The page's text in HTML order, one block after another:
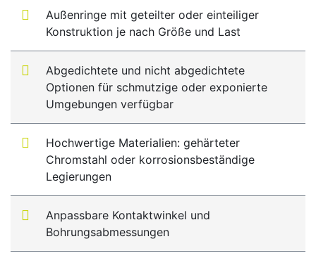
Außenringe mit geteilter oder einteiliger
Konstruktion je nach Größe und Last
Abgedichtete und nicht abgedichtete
Optionen für schmutzige oder exponierte
Umgebungen verfügbar
Hochwertige Materialien: gehärteter
Chromstahl oder korrosionsbeständige
Legierungen
Anpassbare Kontaktwinkel und
Bohrungsabmessungen